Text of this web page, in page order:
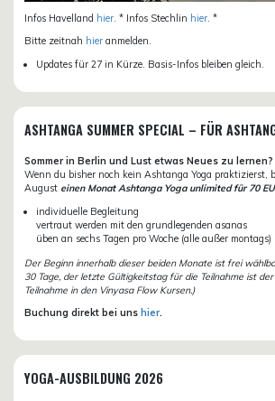
Infos Havelland hier . * Infos Stechlin hier . *
Bitte zeitnah hier anmelden.
Updates für 27 in Kürze. Basis-Infos bleiben gleich.
ASHTANGA SUMMER SPECIAL – FÜR
Sommer in Berlin und Lust etwas Neues zu lernen?
Wenn du bisher noch kein Ashtanga Yoga praktizierst,
August einen Monat Ashtanga Yoga unlimited für 70
individuelle Begleitung
vertraut werden mit den grundlegenden asanas
üben an sechs Tagen pro Woche (alle außer montags)
Der Beginn innerhalb dieser beiden Monate ist frei
30 Tage, der letzte Gültigkeitstag für die Teilnahme ist
Teilnahme in den Vinyasa Flow Kursen.)
Buchung direkt bei uns hier.
YOGA-AUSBILDUNG 2026